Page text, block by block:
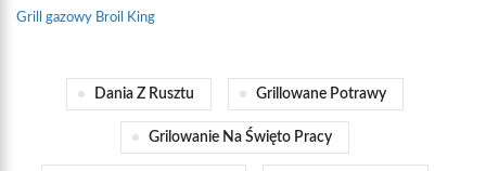
Grill gazowy Broil King
Dania Z Rusztu Grillowane Potrawy
Grilowanie Na Święto Pracy